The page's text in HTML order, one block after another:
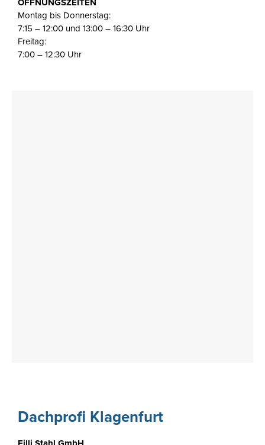
Montag bis Donnerstag:
7:15 – 12:00 und 13:00 – 16:30 Uhr
Freitag:
7:00 – 12:30 Uhr
Dachprofi Klagenfurt